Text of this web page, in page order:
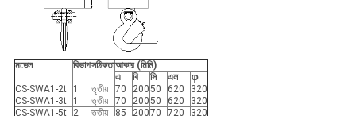
মডেল বিভাগসঠিকতাআকার (মিমি)
এ
বি সি এল
φ
CS-SWA1-2t
1 তৃতীয় 70 20050 620
320
CS-SWA1-3t
1 তৃতীয় 70 20050 620
320
CS-SWA1-5t
2 তৃতীয় 85 20070 720
320